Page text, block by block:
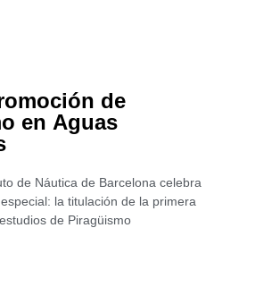
de
en Aguas
de Náutica de Barcelona celebra
la titulación de la primera
de Piragüismo